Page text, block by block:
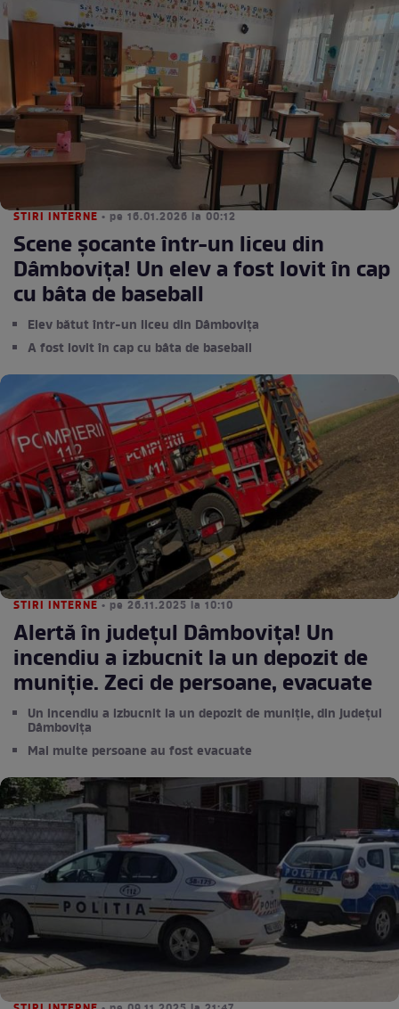
STIRI INTERNE • pe 16.01.2026 la 00:12
Scene șocante într-un liceu din
Dâmbovița! Un elev a fost lovit în cap
cu bâta de baseball
Elev bătut într-un liceu din Dâmbovița
A fost lovit în cap cu bâta de baseball
STIRI INTERNE • pe 26.11.2025 la 10:10
Alertă în județul Dâmbovița! Un
incendiu a izbucnit la un depozit de
muniție. Zeci de persoane, evacuate
Un incendiu a izbucnit la un depozit de muniție, din județul
Dâmbovița
Mai multe persoane au fost evacuate